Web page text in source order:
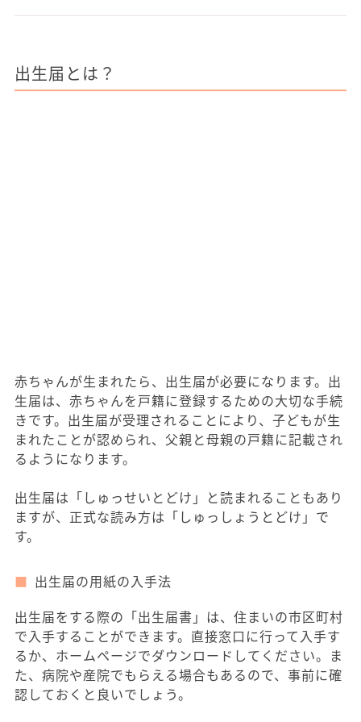
出生届とは？
赤ちゃんが生まれたら、出生届が必要になります。出
生届は、赤ちゃんを戸籍に登録するための大切な手続
きです。出生届が受理されることにより、子どもが生
まれたことが認められ、父親と母親の戸籍に記載され
るようになります。
出生届は「しゅっせいとどけ」と読まれることもあり
ますが、正式な読み方は「しゅっしょうとどけ」で
す。
出生届の用紙の入手法
出生届をする際の「出生届書」は、住まいの市区町村
で入手することができます。直接窓口に行って入手す
るか、ホームページでダウンロードしてください。ま
た、病院や産院でもらえる場合もあるので、事前に確
認しておくと良いでしょう。